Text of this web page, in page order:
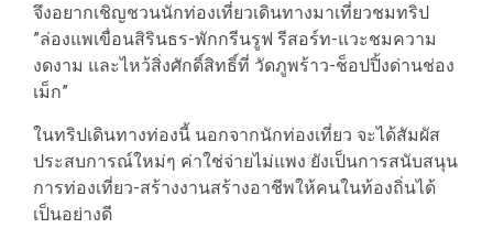
จึงอยากเชิญชวนนักท่องเที่ยวเดินทางมาเที่ยวชมทริป
”ล่องแพเขื่อนสิรินธร-พักกรีนรูฟ รีสอร์ท-แวะชมความ
งดงาม และไหว้สิ่งศักดิ์สิทธิ์ที่ วัดภูพร้าว-ช็อปปิ้งด่านช่อง
เม็ก”
ในทริปเดินทางท่องนี้ นอกจากนักท่องเที่ยว จะได้สัมผัส
ประสบการณ์ใหม่ๆ ค่าใช่จ่ายไม่แพง ยังเป็นการสนับสนุน
การท่องเที่ยว-สร้างงานสร้างอาชีพให้คนในท้องถิ่นได้
เป็นอย่างดี